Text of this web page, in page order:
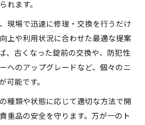
れます。
現場で迅速に修理・交換を行うだけ
上や利用状況に合わせた最適な提案
、古くなった錠前の交換や、防犯性
へのアップグレードなど、個々のニ
可能です。
種類や状態に応じて適切な方法で開
重品の安全を守ります。万が一のト